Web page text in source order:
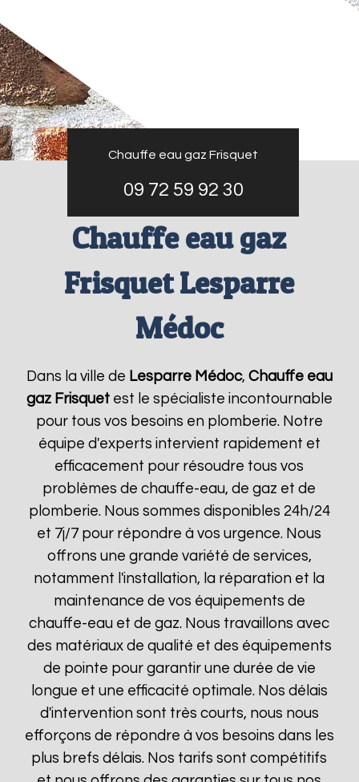
Chauffe eau gaz Frisquet
09 72 59 92 30
Chauffe eau gaz
Frisquet Lesparre
Médoc
Dans la ville de Lesparre Médoc, Chauffe eau
gaz Frisquetest le spécialiste incontournable
pour tous vos besoins en plomberie. Notre
équipe d'experts intervient rapidement et
efficacement pour résoudre tous vos
problèmes de chauffe-eau, de gaz et de
plomberie. Nous sommes disponibles 24h/24
et 7j/7 pour répondre à vos urgence. Nous
offrons une grande variété de services,
notamment l'installation, la réparation et la
maintenance de vos équipements de
chauffe-eau et de gaz. Nous travaillons avec
des matériaux de qualité et des équipements
de pointe pour garantir une durée de vie
longue et une efficacité optimale. Nos délais
d'intervention sont très courts, nous nous
efforçons de répondre à vos besoins dans les
plus brefs délais. Nos tarifs sont compétitifs